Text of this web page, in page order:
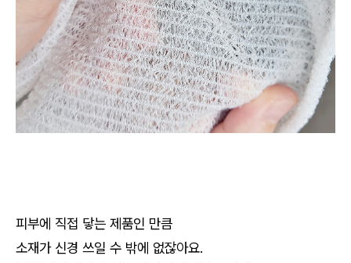
피부에 직접 닿는 제품인 만큼
소재가 신경 쓰일 수 밖에 없잖아요.